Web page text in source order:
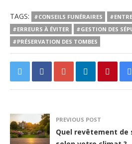
TAGS: #CONSEILS FUNÉRAIRES
#ERREURS À ÉVITER
#GESTION DES
#PRÉSERVATION DES TOMBES
PREVIOUS POST
Quel revêtement